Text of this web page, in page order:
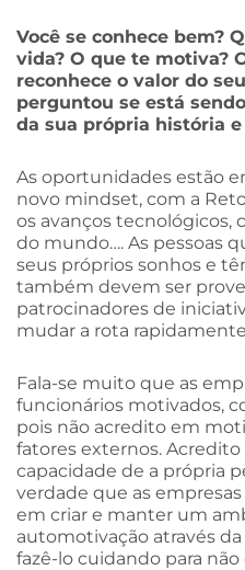
Você se conhece bem?
vida? O que te motiva?
reconhece o valor do
perguntou se está
da sua própria história e
As oportunidades estão
novo mindset, com a
os avanços tecnológicos,
do mundo…. As pessoas
seus próprios sonhos e
também devem ser
patrocinadores de
mudar a rota
Fala-se muito que as
funcionários motivados,
pois não acredito em
fatores externos.
capacidade de a própria
verdade que as
em criar e manter um
automotivação através
fazê-lo cuidando para